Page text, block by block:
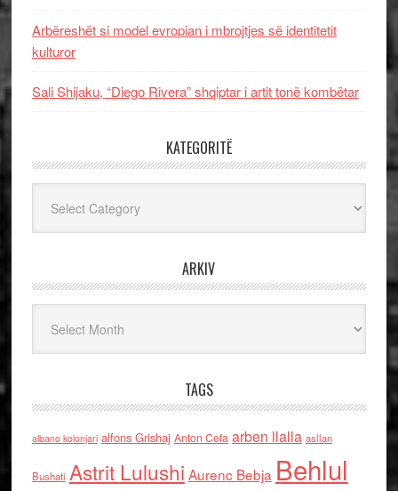
Arbëreshët si model evropian i mbrojtjes së identitetit
kulturor
Sali Shijaku, “Diego Rivera” shqiptar i artit tonë kombëtar
KATEGORITË
ARKIV
TAGS
albano kolonjari alfons Grishaj Anton Cefa arben llalla asllan
Bushati Astrit Lulushi Aurenc Bebja Behlul